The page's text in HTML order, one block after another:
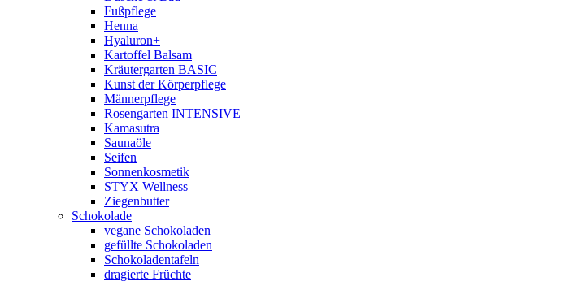
Fußpflege
Henna
Hyaluron+
Kartoffel Balsam
Kräutergarten BASIC
Kunst der Körperpflege
Männerpflege
Rosengarten INTENSIVE
Kamasutra
Saunaöle
Seifen
Sonnenkosmetik
STYX Wellness
Ziegenbutter
Schokolade
vegane Schokoladen
gefüllte Schokoladen
Schokoladentafeln
dragierte Früchte